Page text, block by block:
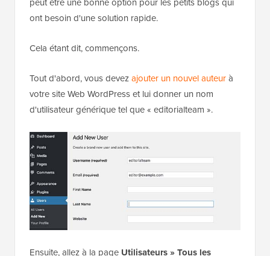
méthode ne masque pas le nom de l'auteur, mais elle
peut être une bonne option pour les petits blogs qui
Tout d'abord, vous devezajouter un nouvel auteur
votre site Web WordPress et lui donner un nom
d'utilisateur générique tel que « editorialteam ».